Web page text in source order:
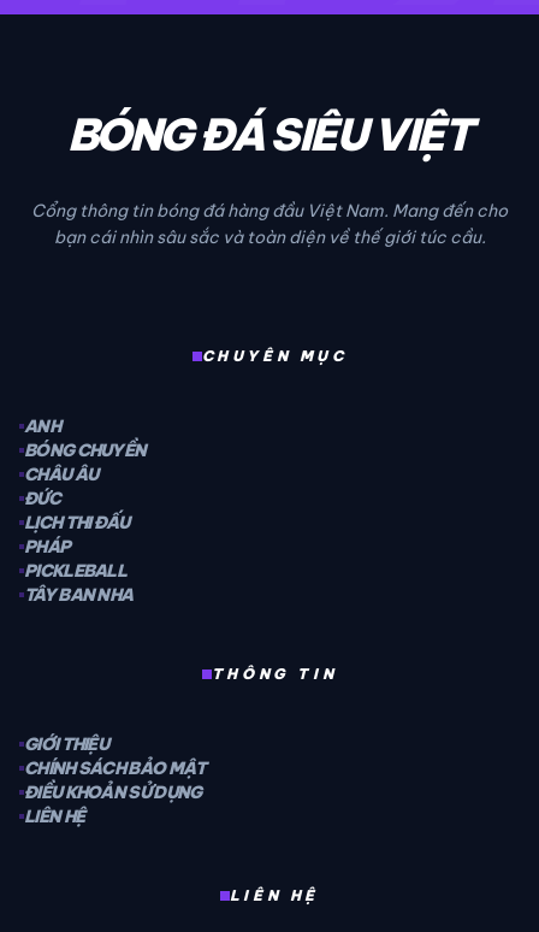
BÓNG ĐÁ SIÊU VIỆT
Cổng thông tin bóng đá hàng đầu Việt Nam. Mang đến cho
bạn cái nhìn sâu sắc và toàn diện về thế giới túc cầu.
CHUYÊN MỤC
ANH
BÓNG CHUYỀN
CHÂU ÂU
ĐỨC
LỊCH THI ĐẤU
PHÁP
PICKLEBALL
TÂY BAN NHA
THÔNG TIN
GIỚI THIỆU
CHÍNH SÁCH BẢO MẬT
ĐIỀU KHOẢN SỬ DỤNG
LIÊN HỆ
LIÊN HỆ